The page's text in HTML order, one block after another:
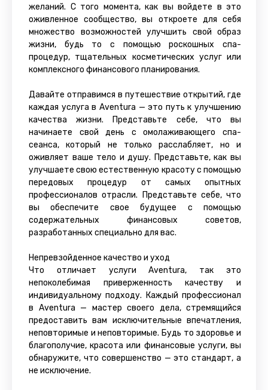
желаний. С того момента, как вы войдете в это
оживленное сообщество, вы откроете для себя
множество возможностей улучшить свой образ
жизни, будь то с помощью роскошных спа-
процедур, тщательных косметических услуг или
комплексного финансового планирования.
Давайте отправимся в путешествие открытий, где
каждая услуга в Aventura — это путь к улучшению
качества жизни. Представьте себе, что вы
начинаете свой день с омолаживающего спа-
сеанса, который не только расслабляет, но и
оживляет ваше тело и душу. Представьте, как вы
улучшаете свою естественную красоту с помощью
передовых процедур от самых опытных
профессионалов отрасли. Представьте себе, что
вы обеспечите свое будущее с помощью
содержательных финансовых советов,
разработанных специально для вас.
Непревзойденное качество и уход
Что отличает услуги Aventura, так это
непоколебимая приверженность качеству и
индивидуальному подходу. Каждый профессионал
в Aventura — мастер своего дела, стремящийся
предоставить вам исключительные впечатления,
неповторимые и неповторимые. Будь то здоровье и
благополучие, красота или финансовые услуги, вы
обнаружите, что совершенство — это стандарт, а
не исключение.